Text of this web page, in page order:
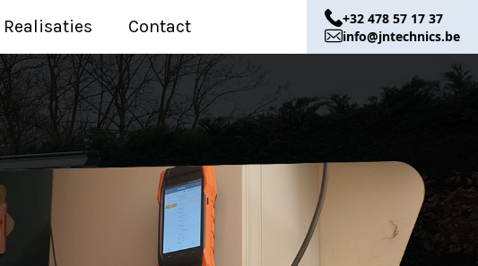
Realisaties Contact
+32 478 57 17 37
info@jntechnics.be